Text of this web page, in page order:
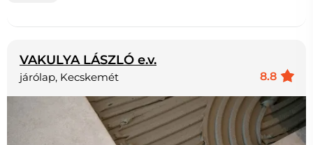
VAKULYA LÁSZLÓ e.v.
8.8
járólap, Kecskemét